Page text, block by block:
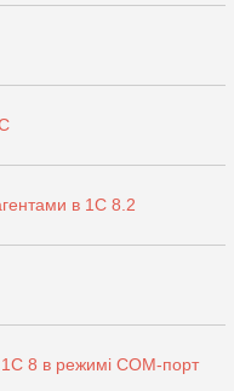
в 1С 8.2
8 в режимі COM-порт